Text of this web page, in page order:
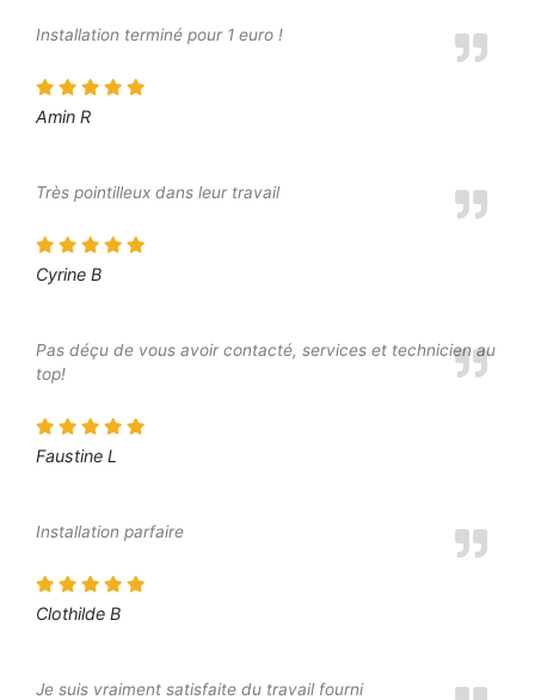
Installation terminé pour 1 euro !
Amin R
Très pointilleux dans leur travail
Cyrine B
Pas déçu de vous avoir contacté, services et technicien au
top!
Faustine L
Installation parfaire
Clothilde B
Je suis vraiment satisfaite du travail fourni